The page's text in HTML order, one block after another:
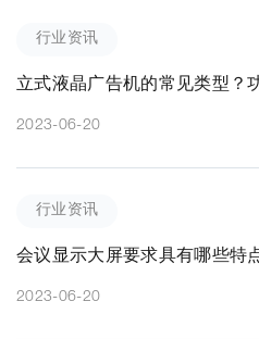
行业资讯
立式液晶广告机的常见类型？
2023-06-20
行业资讯
会议显示大屏要求具有哪些特
2023-06-20